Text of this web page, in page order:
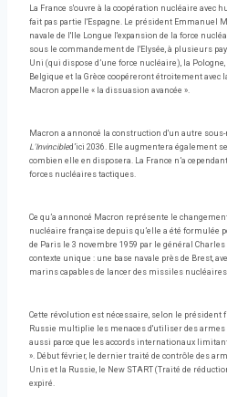
La France s'ouvre à la coopération nucléaire avec
fait pas partie l'Espagne. Le président Emmanuel
navale de l'Ile Longue l'expansion de la force
sous le commandement de l'Elysée, à plusieurs
Uni (qui dispose d’une force nucléaire), la Pologne,
Belgique et la Grèce coopéreront étroitement avec
Macron appelle « la dissuasion avancée ».
Macron a annoncé la construction d'un autre
L'Invincibled’ici 2036. Elle augmentera également
combien elle en disposera. La France n’a
forces nucléaires tactiques.
Ce qu’a annoncé Macron représente le
nucléaire française depuis qu’elle a été formulée
de Paris le 3 novembre 1959 par le général
contexte unique : une base navale près de Brest,
marins capables de lancer des missiles
Cette révolution est nécessaire, selon le président
Russie multiplie les menaces d'utiliser des
aussi parce que les accords internationaux
». Début février, le dernier traité de contrôle des
Unis et la Russie, le New START (Traité de
expiré.